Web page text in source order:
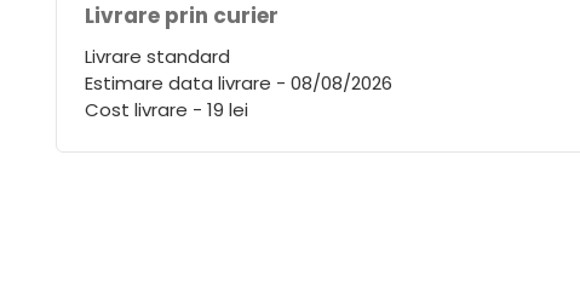
Livrare prin curier
Livrare standard
Estimare data livrare - 08/08/2026
Cost livrare - 19 lei